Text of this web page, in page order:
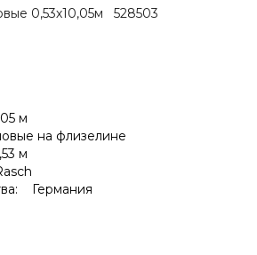
0,53х10,05м 528503
м
на флизелине
м
Германия